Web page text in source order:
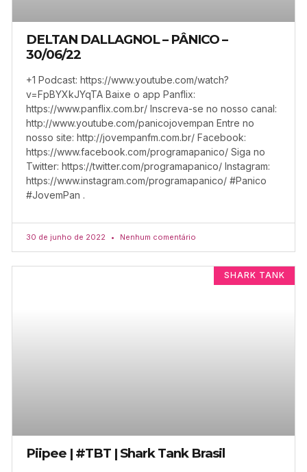
DELTAN DALLAGNOL – PÂNICO –
30/06/22
+1 Podcast: https://www.youtube.com/watch?
v=FpBYXkJYqTA Baixe o app Panflix:
https://www.panflix.com.br/ Inscreva-se no nosso canal:
http://www.youtube.com/panicojovempan Entre no
nosso site: http://jovempanfm.com.br/ Facebook:
https://www.facebook.com/programapanico/ Siga no
Twitter: https://twitter.com/programapanico/ Instagram:
https://www.instagram.com/programapanico/ #Panico
#JovemPan .
30 de junho de 2022 Nenhum comentário
SHARK TANK
Piipee | #TBT | Shark Tank Brasil